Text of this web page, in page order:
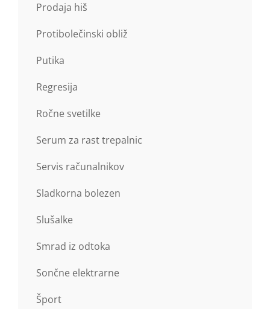
Prodaja hiš
Protibolečinski obliž
Putika
Regresija
Ročne svetilke
Serum za rast trepalnic
Servis računalnikov
Sladkorna bolezen
Slušalke
Smrad iz odtoka
Sončne elektrarne
Šport